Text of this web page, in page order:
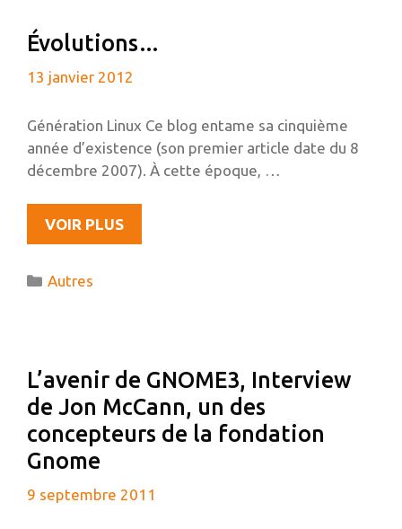
UBUNTU
Évolutions…
13 janvier 2012
Génération Linux Ce blog entame sa cinquième
année d’existence (son premier article date du 8
décembre 2007). À cette époque, …
VOIR PLUSÉVOLUTIONS…
Catégories
Autres
L’avenir de GNOME3, Interview
de Jon McCann, un des
concepteurs de la fondation
Gnome
9 septembre 2011